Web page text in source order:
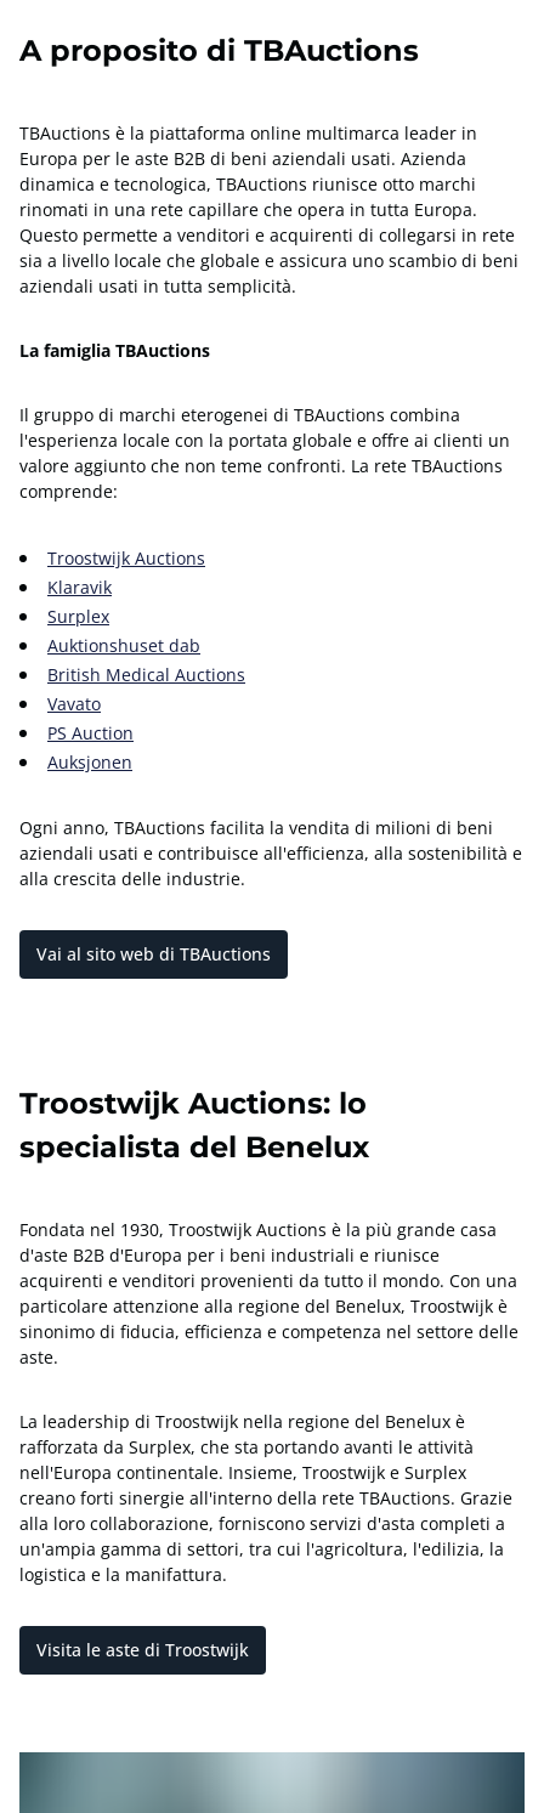
A proposito di TBAuctions
TBAuctions è la piattaforma online multimarca leader in
Europa per le aste B2B di beni aziendali usati. Azienda
dinamica e tecnologica, TBAuctions riunisce otto marchi
rinomati in una rete capillare che opera in tutta Europa.
Questo permette a venditori e acquirenti di collegarsi in rete
sia a livello locale che globale e assicura uno scambio di beni
aziendali usati in tutta semplicità.
La famiglia TBAuctions
Il gruppo di marchi eterogenei di TBAuctions combina
l'esperienza locale con la portata globale e offre ai clienti un
valore aggiunto che non teme confronti. La rete TBAuctions
comprende:
Troostwijk Auctions
Klaravik
Surplex
Auktionshuset dab
British Medical Auctions
Vavato
PS Auction
Auksjonen
Ogni anno, TBAuctions facilita la vendita di milioni di beni
aziendali usati e contribuisce all'efficienza, alla sostenibilità e
alla crescita delle industrie.
Vai al sito web di TBAuctions
Troostwijk Auctions: lo
specialista del Benelux
Fondata nel 1930, Troostwijk Auctions è la più grande casa
d'aste B2B d'Europa per i beni industriali e riunisce
acquirenti e venditori provenienti da tutto il mondo. Con una
particolare attenzione alla regione del Benelux, Troostwijk è
sinonimo di fiducia, efficienza e competenza nel settore delle
aste.
La leadership di Troostwijk nella regione del Benelux è
rafforzata da Surplex, che sta portando avanti le attività
nell'Europa continentale. Insieme, Troostwijk e Surplex
creano forti sinergie all'interno della rete TBAuctions. Grazie
alla loro collaborazione, forniscono servizi d'asta completi a
un'ampia gamma di settori, tra cui l'agricoltura, l'edilizia, la
logistica e la manifattura.
Visita le aste di Troostwijk